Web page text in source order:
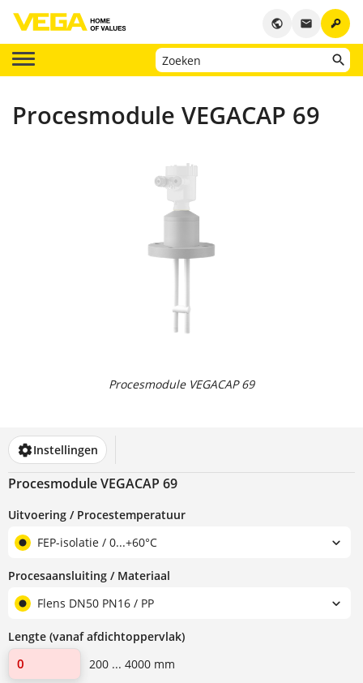
key
email
public
Procesmodule VEGACAP 69
Procesmodule VEGACAP 69
Instellingen
Procesmodule VEGACAP 69
Uitvoering / Procestemperatuur
FEP-isolatie / 0...+60°C
Procesaansluiting / Materiaal
Flens DN50 PN16 / PP
Lengte (vanaf afdichtoppervlak)
200 ... 4000 mm